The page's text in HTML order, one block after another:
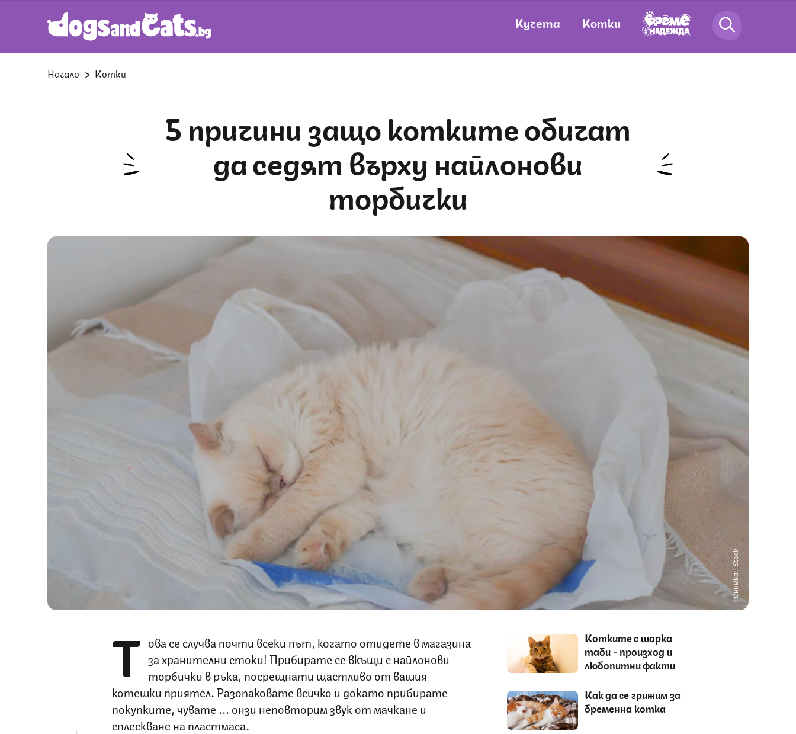
Кучета Котки
Начало Котки
5 причини защо котките обичат
да седят върху найлонови
торбички
Снимка: iStock
Т ова се случва почти всеки път, когато отидете в магазина
за хранителни стоки! Прибирате се вкъщи с найлонови
торбички в ръка, посрещнати щастливо от вашия
котешки приятел. Разопаковате всичко и докато прибирате
покупките, чувате ... онзи неповторим звук от мачкане и
сплескване на пластмаса.
Котките с шарка
таби - произход и
любопитни факти
Как да се грижим за
бременна котка